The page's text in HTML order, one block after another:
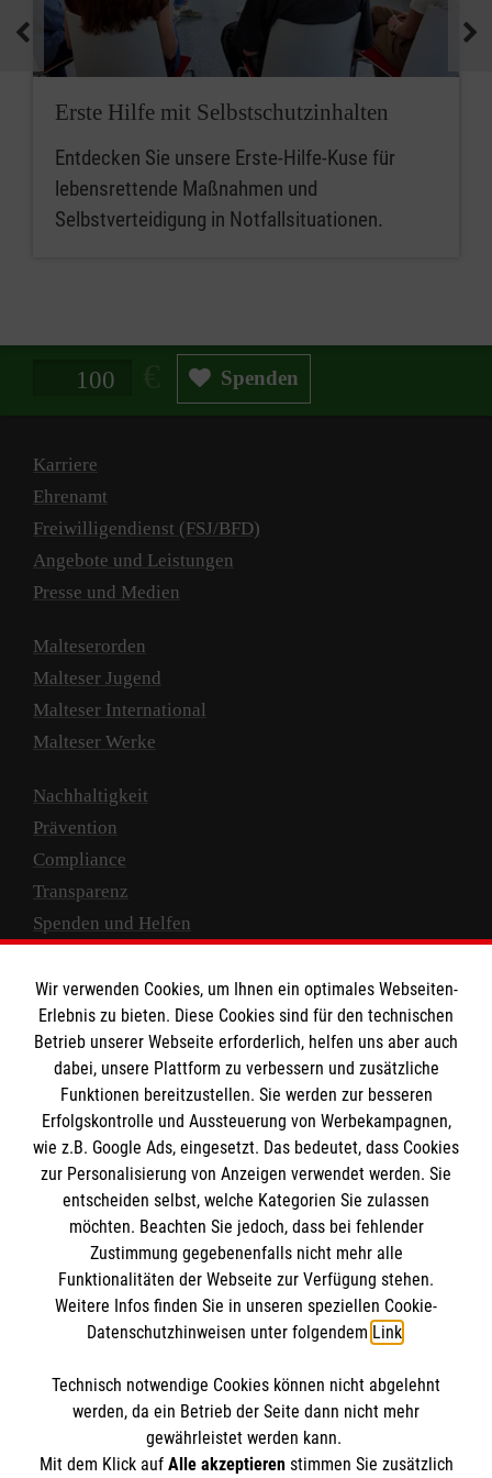
medizinische Geräte und koordinieren
Notfallmaßnahmen.
Zusammenfassend sind betriebliche
Ansprechpersonen für Erste Hilfe, während
Mitarbeitende im betrieblichen Sanitätsdienst
eine erweiterte Rolle bei der medizinischen
Erste Hilfe mit Selbstschutzinhalten
Entdecken Sie unsere Erste-Hilfe-Kuse für
lebensrettende Maßnahmen und
Selbstverteidigung in Notfallsituationen.
Spendenbetrag in Euro Spenden
Karriere
Ehrenamt
Freiwilligendienst (FSJ/BFD)
Angebote und Leistungen
Presse und Medien
Malteserorden
Malteser Jugend
Malteser International
Malteser Werke
Nachhaltigkeit
Prävention
Compliance
Transparenz
Spenden und Helfen
Empfänger: Malteser Hilfsdienst e.V.
IBAN: DE10 3706 0120 1201 2000 12
BIC: GENODED 1PA7
Newsletter abonnieren
Cookies verwalten|AGB|Impressum|Datenschutz
Barrierefreiheit |Kontakt| Sharepoint|Mediathek
Wir verwenden Cookies, um Ihnen ein optimales Webseiten-
Erlebnis zu bieten. Diese Cookies sind für den technischen
Betrieb unserer Webseite erforderlich, helfen uns aber auch
dabei, unsere Plattform zu verbessern und zusätzliche
Funktionen bereitzustellen. Sie werden zur besseren
Erfolgskontrolle und Aussteuerung von Werbekampagnen,
wie z.B. Google Ads, eingesetzt. Das bedeutet, dass Cookies
zur Personalisierung von Anzeigen verwendet werden. Sie
entscheiden selbst, welche Kategorien Sie zulassen
möchten. Beachten Sie jedoch, dass bei fehlender
Zustimmung gegebenenfalls nicht mehr alle
Funktionalitäten der Webseite zur Verfügung stehen.
Weitere Infos finden Sie in unseren speziellen Cookie-
Datenschutzhinweisen unter folgendem Link.
Technisch notwendige Cookies können nicht abgelehnt
werden, da ein Betrieb der Seite dann nicht mehr
gewährleistet werden kann.
Mit dem Klick auf Alle akzeptierenstimmen Sie zusätzlich